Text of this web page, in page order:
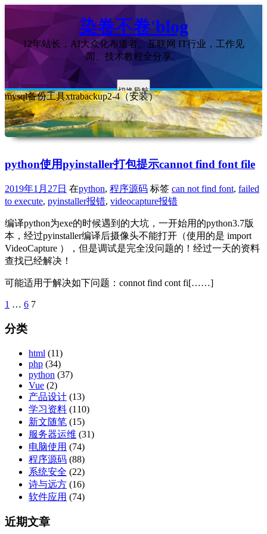
染卷不卷'blog
12年站长，AI大众化布道者。互联网 IT行业，工作见
闻、技术教程全分享。
切换导航
mysql备份工具xtrabackup2-4（安装）
python使用pyinstaller打包提示cannot find font file
2019年1月27日 在python, 程序源码 标签 can not find font, failed
to execute, pyinstaller报错, videocapture报错
编译python为exe的时候遇到的大坑，一开始用的python3.7版
本，经过pyinstaller编译后摄像头不能打开（使用的是 import
VideoCapture ），但是调试是完全没问题的！经过一天的资料
查找已经解决！
可能适用于解决如下问题：connot find cont fi[……]
文
章
1 … 6 7
分类
html (11)
php (34)
python (37)
Vue (2)
产品设计 (13)
学习资料 (110)
新文随笔 (15)
服务器运维 (31)
电脑使用 (74)
程序源码 (88)
系统安全 (22)
诗与远方 (16)
软件应用 (74)
近期文章